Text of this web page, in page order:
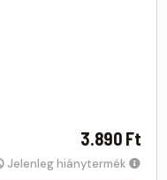
3.890 Ft
Jelenleg hiánytermék